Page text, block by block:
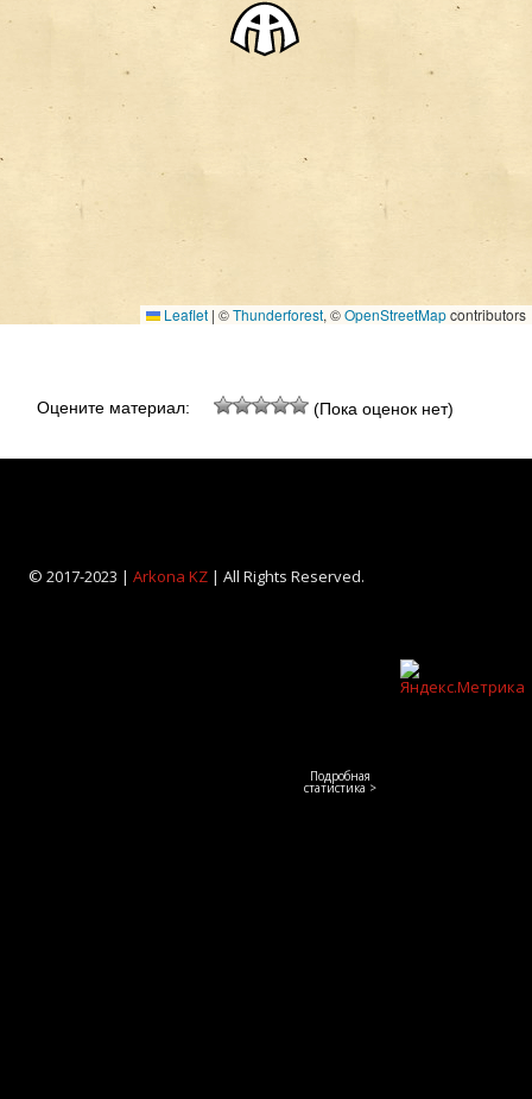
Leaflet | ©Thunderforest, ©OpenStreetMapcontributors
Оцените материал: (Пока оценок нет)
© 2017-2023 | Arkona KZ| All Rights Reserved.
Подробная
статистика >